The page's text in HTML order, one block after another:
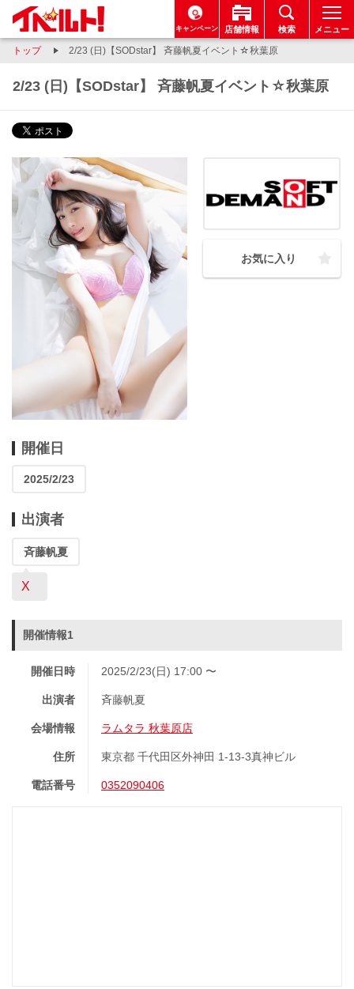
キャンペーン 店舗情報 検索 メニュー
トップ 2/23 (日)【SODstar】 斉藤帆夏イベント☆秋葉原
2/23 (日)【SODstar】 斉藤帆夏イベント☆秋葉原
お気に入り
開催日
2025/2/23
出演者
斉藤帆夏
X
開催情報1
開催日時 2025/2/23(日) 17:00 〜
出演者 斉藤帆夏
会場情報 ラムタラ 秋葉原店
住所 東京都 千代田区外神田 1-13-3真神ビル
電話番号 0352090406